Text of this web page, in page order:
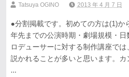
Tatsuya OGINO 2013 年 4 月 7 日
●分割掲載です。初めての方は(1)か
年先までの公演時期・劇場規模・
ロデューサーに対する制作講座で
説かれることが多いと思います。
...